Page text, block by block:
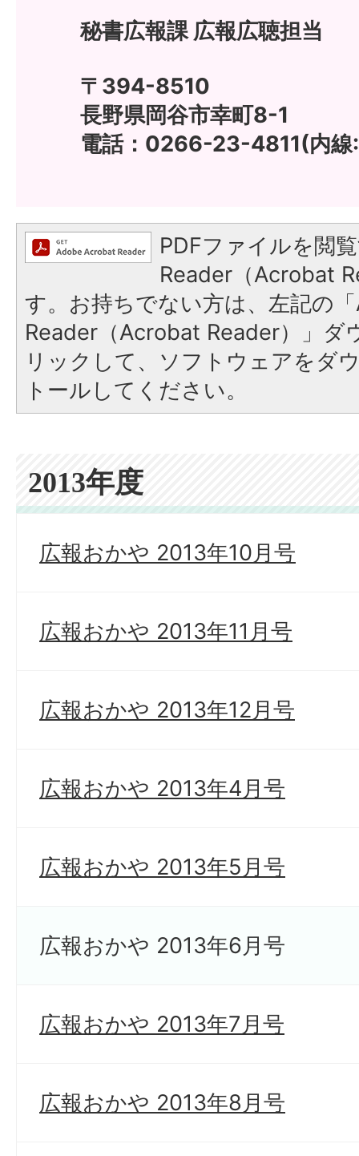
秘書広報課 広報広聴担当
〒394-8510
長野県岡谷市幸町8-1
電話：0266-23-4811(内
PDFファイルを閲
Reader（Acrobat
す。お持ちでない方は、左記の
Reader（Acrobat Reader）」ダ
リックして、ソフトウェアをダ
トールしてください。
2013年度
広報おかや 2013年10月号
広報おかや 2013年11月号
広報おかや 2013年12月号
広報おかや 2013年4月号
広報おかや 2013年5月号
広報おかや 2013年6月号
広報おかや 2013年7月号
広報おかや 2013年8月号